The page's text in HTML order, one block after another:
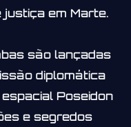
justiça em Marte.
são lançadas
diplomática
Poseidon
e segredos